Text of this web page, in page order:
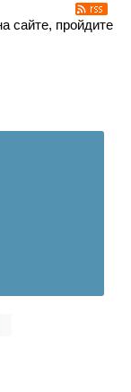
сайте, пройдите